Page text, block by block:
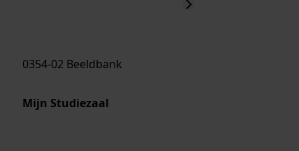
0354-02 Beeldbank
Mijn Studiezaal